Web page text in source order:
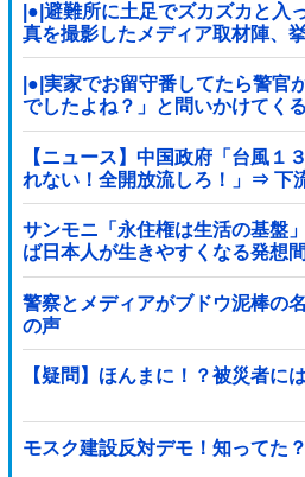
|●|避難所に土足でズカズカと入
真を撮影したメディア取材陣、
たのは……
|●|実家でお留守番してたら警官
でしたよね？」と問いかけてく
でおり……
【ニュース】中国政府「台風１
れない！全開放流しろ！」⇒ 下
ｗｗｗ
サンモニ「永住権は生活の基盤
警察とメディアがブドウ泥棒の
の声
【疑問】ほんまに！？被災者に
モスク建設反対デモ！知ってた？